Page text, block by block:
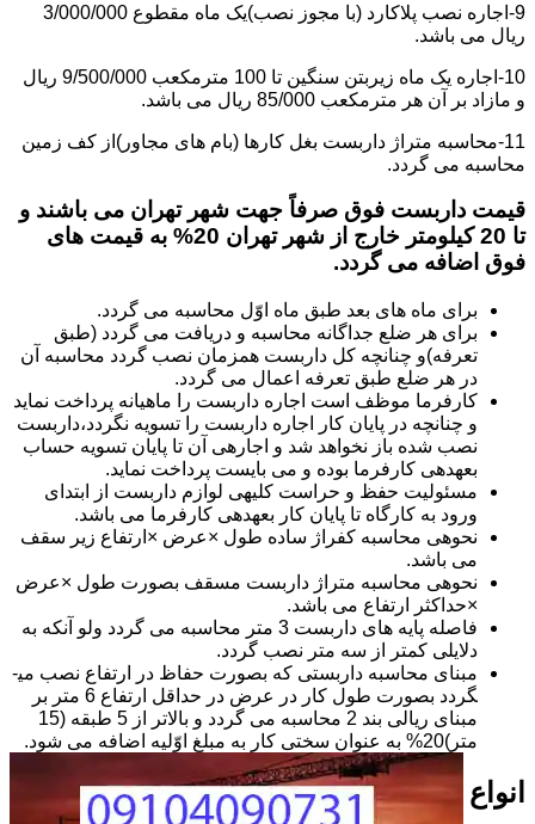
9-اجاره نصب پلاکارد (با مجوز نصب)یک ماه مقطوع 3/000/000
ریال می باشد.
10-اجاره یک ماه زیربتن سنگین تا 100 مترمکعب 9/500/000 ریال
و مازاد بر آن هر مترمکعب 85/000 ریال می باشد.
11-محاسبه متراژ داربست بغل کارها (بام های مجاور)از کف زمین
محاسبه می گردد.
قیمت داربست فوق صرفاً جهت شهر تهران می باشند و
تا 20 کیلومتر خارج از شهر تهران 20% به قیمت های
فوق اضافه می گردد.
برای ماه های بعد طبق ماه اوّل محاسبه می گردد.
برای هر ضلع جداگانه محاسبه و دریافت می گردد (طبق
تعرفه)و چنانچه کل داربست همزمان نصب گردد محاسبه آن
در هر ضلع طبق تعرفه اعمال می گردد.
کارفرما موظف است اجاره داربست را ماهیانه پرداخت نماید
و چنانچه در پایان کار اجاره داربست را تسویه نگردد،داربست
نصب شده باز نخواهد شد و اجاره­ی آن تا پایان تسویه حساب
بعهده­ی کارفرما بوده و می بایست پرداخت نماید.
مسئولیت حفظ و حراست کلیه­ی لوازم داربست از ابتدای
ورود به کارگاه تا پایان کار بعهده­ی کارفرما می باشد.
نحوه­ی محاسبه کفراژ ساده طول ×عرض ×ارتفاع زیر سقف
می باشد.
نحوه­ی محاسبه متراژ داربست مسقف بصورت طول ×عرض
×حداکثر ارتفاع می باشد.
فاصله پایه های داربست 3 متر محاسبه می گردد ولو آنکه به
دلایلی کمتر از سه متر نصب گردد.
مبنای محاسبه داربستی که بصورت حفاظ در ارتفاع نصب می­
گردد بصورت طول کار در عرض در حداقل ارتفاع 6 متر بر
مبنای ریالی بند 2 محاسبه می گردد و بالاتر از 5 طبقه (15
متر)20% به عنوان سختی کار به مبلغ اوّلیه اضافه می شود.
انواع